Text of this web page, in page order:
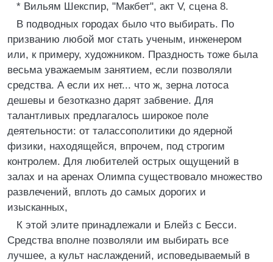
* Вильям Шекспир, "Макбет", акт V, сцена 8.
В подводных городах было что выбирать. По
призванию любой мог стать ученым, инженером
или, к примеру, художником. Праздность тоже была
весьма уважаемым занятием, если позволяли
средства. А если их нет... что ж, зерна лотоса
дешевы и безотказно дарят забвение. Для
талантливых предлагалось широкое поле
деятельности: от талассополитики до ядерной
физики, находящейся, впрочем, под строгим
контролем. Для любителей острых ощущений в
залах и на аренах Олимпа существовало множество
развлечений, вплоть до самых дорогих и
изысканных,
К этой элите принадлежали и Блейз с Бесси.
Средства вполне позволяли им выбирать все
лучшее, а культ наслаждений, исповедываемый в